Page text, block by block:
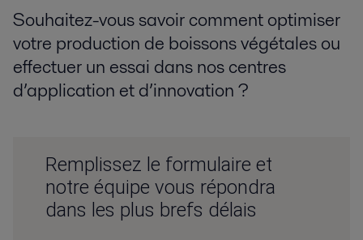
Souhaitez-vous savoir comment optimiser
votre production de boissons végétales ou
effectuer un essai dans nos centres
d’application et d’innovation ?
Remplissez le formulaire et
notre équipe vous répondra
dans les plus brefs délais